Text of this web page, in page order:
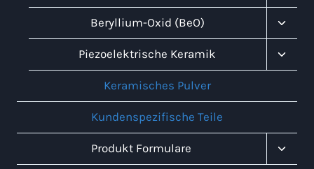
Beryllium-Oxid (BeO)
Piezoelektrische Keramik
Keramisches Pulver
Kundenspezifische Teile
Produkt Formulare